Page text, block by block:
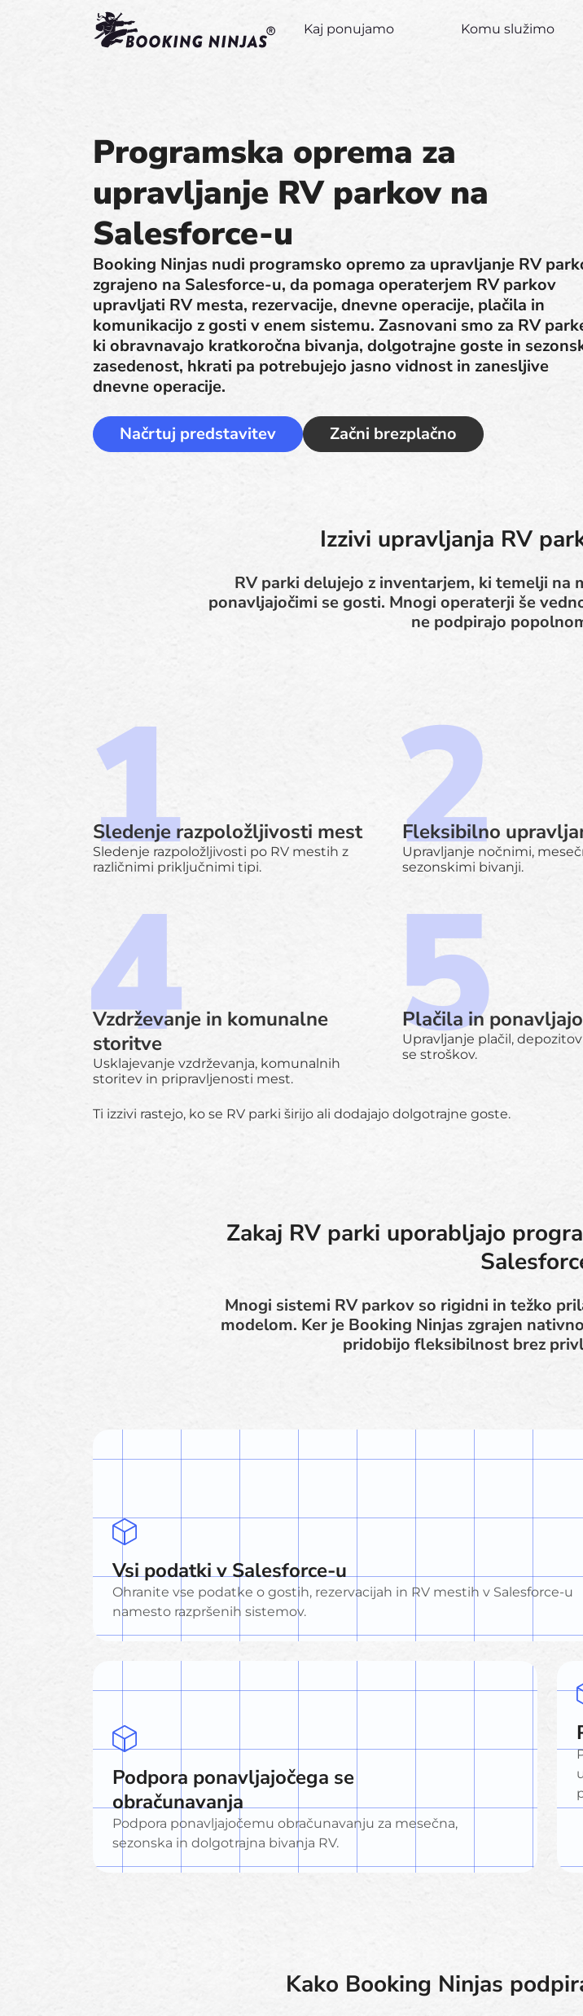
Kaj ponujamo Komu služimo
Programska oprema za
upravljanje RV parkov na
Salesforce-u
Booking Ninjas nudi programsko opremo za upravljanje RV
zgrajeno na Salesforce-u, da pomaga operaterjem RV parkov
upravljati RV mesta, rezervacije, dnevne operacije, plačila in
komunikacijo z gosti v enem sistemu. Zasnovani smo za RV
ki obravnavajo kratkoročna bivanja, dolgotrajne goste in
zasedenost, hkrati pa potrebujejo jasno vidnost in zanesljive
dnevne operacije.
Načrtuj predstavitev Začni brezplačno
Izzivi upravljanja RV
RV parki delujejo z inventarjem, ki temelji na
ponavljajočimi se gosti. Mnogi operaterji še
ne podpirajo
Sledenje razpoložljivosti mest
Sledenje razpoložljivosti po RV mestih z
različnimi priključnimi tipi.
Fleksibilno
Upravljanje nočnimi,
sezonskimi bivanji.
Vzdrževanje in komunalne
storitve
Usklajevanje vzdrževanja, komunalnih
storitev in pripravljenosti mest.
Plačila in
Upravljanje plačil,
se stroškov.
Ti izzivi rastejo, ko se RV parki širijo ali dodajajo dolgotrajne goste.
Zakaj RV parki uporabljajo
Mnogi sistemi RV parkov so rigidni in težko
modelom. Ker je Booking Ninjas zgrajen
pridobijo fleksibilnost brez
Vsi podatki v Salesforce-u
Ohranite vse podatke o gostih, rezervacijah in RV mestih v Salesforce-u
namesto razpršenih sistemov.
Podpora ponavljajočega se
obračunavanja
Podpora ponavljajočemu obračunavanju za mesečna,
sezonska in dolgotrajna bivanja RV.
Kako Booking Ninjas